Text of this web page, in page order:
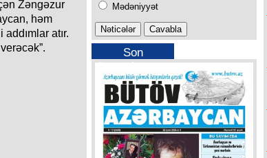
Zəngəzur
həm
atır.
Mədəniyyət
Son
buraxılışımız